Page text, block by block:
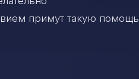
примут такую